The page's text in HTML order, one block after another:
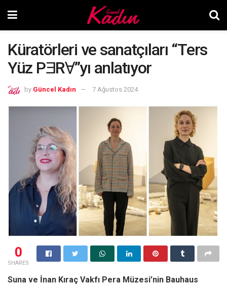
Küratörleri ve sanatçıları “Ters
Yüz PƎRⱯ”yı anlatıyor
by Güncel Kadın 7 Ağustos 2024
0
SHARES
Suna ve İnan Kıraç Vakfı Pera Müzesi’nin Bauhaus